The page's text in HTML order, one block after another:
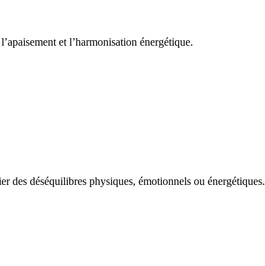
et l’harmonisation énergétique.
des déséquilibres physiques, émotionnels ou énergétiques.